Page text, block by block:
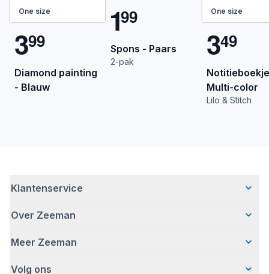
One size
399
Diamond painting
- Blauw
199
Spons - Paars
2-pak
One size
349
Multi-color
Lilo & Stitch
Klantenservice
Veelgestelde vragen
Bezorgen
Over Zeeman
Wie wij zijn
Meer Zeeman
Volg ons